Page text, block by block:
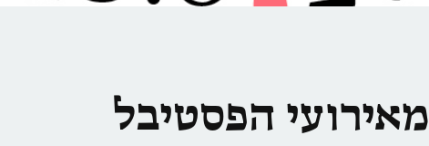
מאירועי הפסטיבל